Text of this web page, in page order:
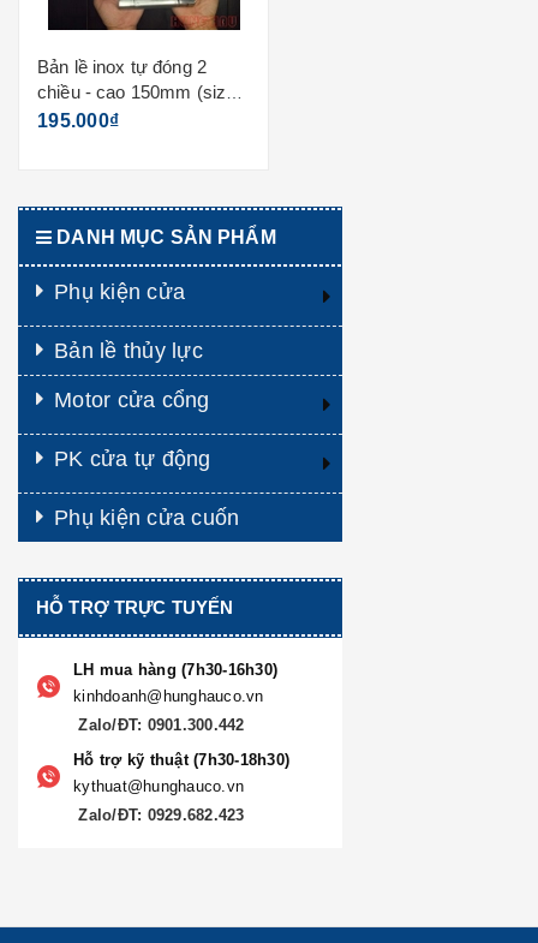
Bản lề inox tự đóng 2
chiều - cao 150mm (size
6 inch), dày 3mm
195.000₫
DANH MỤC SẢN PHẨM
Phụ kiện cửa
Bản lề thủy lực
Motor cửa cổng
PK cửa tự động
Phụ kiện cửa cuốn
HỖ TRỢ TRỰC TUYẾN
LH mua hàng (7h30-16h30)
kinhdoanh@hunghauco.vn
Zalo/ĐT: 0901.300.442
Hỗ trợ kỹ thuật (7h30-18h30)
kythuat@hunghauco.vn
Zalo/ĐT: 0929.682.423